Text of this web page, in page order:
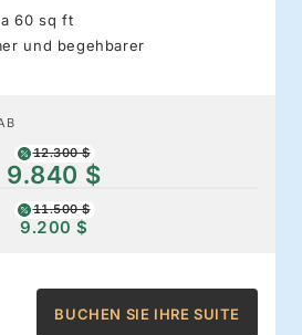
60 sq ft
und begehbarer
12.300 $
9.840 $
11.500 $
9.200 $
BUCHEN SIE IHRE SUITE